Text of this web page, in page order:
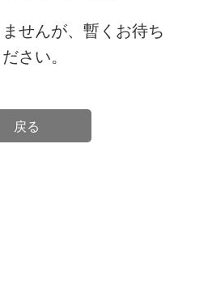
せんが、暫くお待ち
さい。
戻る